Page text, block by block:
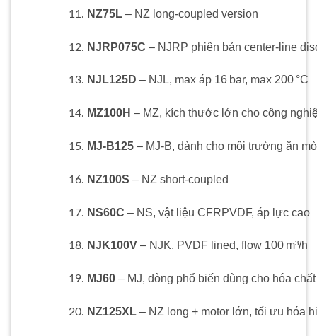
NZ75L – NZ long-coupled version
NJRP075C – NJRP phiên bản center-line
NJL125D – NJL, max áp 16 bar, max 200 °C
MZ100H – MZ, kích thước lớn cho công
MJ‑B125 – MJ‑B, dành cho môi trường ăn
NZ100S – NZ short-coupled
NS60C – NS, vật liệu CFRPVDF, áp lực cao
NJK100V – NJK, PVDF lined, flow 100 m³/h
MJ60 – MJ, dòng phổ biến dùng cho hóa
NZ125XL – NZ long + motor lớn, tối ưu hóa